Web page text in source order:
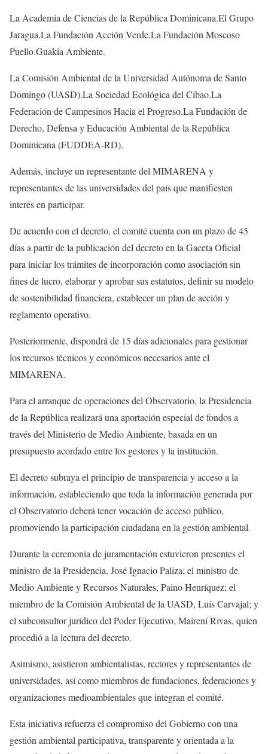
La Academia de Ciencias de la República Dominicana.El Grupo
Jaragua.La Fundación Acción Verde.La Fundación Moscoso
Puello.Guakia Ambiente.
La Comisión Ambiental de la Universidad Autónoma de Santo
Domingo (UASD).La Sociedad Ecológica del Cibao.La
Federación de Campesinos Hacia el Progreso.La Fundación de
Derecho, Defensa y Educación Ambiental de la República
Dominicana (FUDDEA-RD).
Además, incluye un representante del MIMARENA y
representantes de las universidades del país que manifiesten
interés en participar.
De acuerdo con el decreto, el comité cuenta con un plazo de 45
días a partir de la publicación del decreto en la Gaceta Oficial
para iniciar los trámites de incorporación como asociación sin
fines de lucro, elaborar y aprobar sus estatutos, definir su modelo
de sostenibilidad financiera, establecer un plan de acción y
reglamento operativo.
Posteriormente, dispondrá de 15 días adicionales para gestionar
los recursos técnicos y económicos necesarios ante el
MIMARENA.
Para el arranque de operaciones del Observatorio, la Presidencia
de la República realizará una aportación especial de fondos a
través del Ministerio de Medio Ambiente, basada en un
presupuesto acordado entre los gestores y la institución.
El decreto subraya el principio de transparencia y acceso a la
información, estableciendo que toda la información generada por
el Observatorio deberá tener vocación de acceso público,
promoviendo la participación ciudadana en la gestión ambiental.
Durante la ceremonia de juramentación estuvieron presentes el
ministro de la Presidencia, José Ignacio Paliza; el ministro de
Medio Ambiente y Recursos Naturales, Paino Henríquez; el
miembro de la Comisión Ambiental de la UASD, Luís Carvajal; y
el subconsultor jurídico del Poder Ejecutivo, Mairení Rivas, quien
procedió a la lectura del decreto.
Asimismo, asistieron ambientalistas, rectores y representantes de
universidades, así como miembros de fundaciones, federaciones y
organizaciones medioambientales que integran el comité.
Esta iniciativa refuerza el compromiso del Gobierno con una
gestión ambiental participativa, transparente y orientada a la